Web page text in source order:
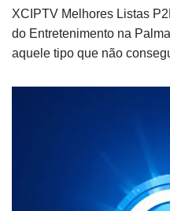
XCIPTV Melhores Listas
do Entretenimento na
aquele tipo que não